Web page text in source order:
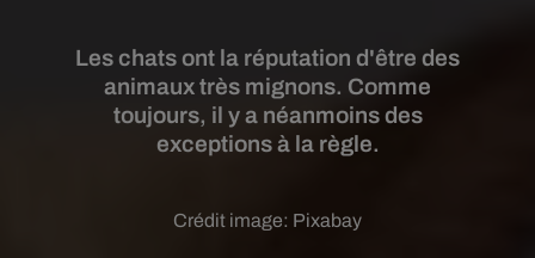
Les chats ont la réputation d'être des
animaux très mignons. Comme
toujours, il y a néanmoins des
exceptions à la règle.
Crédit image: Pixabay